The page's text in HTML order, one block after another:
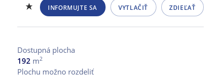
INFORMUJTE SA VYTLAČIŤ ZDIEĽAŤ
Dostupná plocha
192 m2
Plochu možno rozdeliť